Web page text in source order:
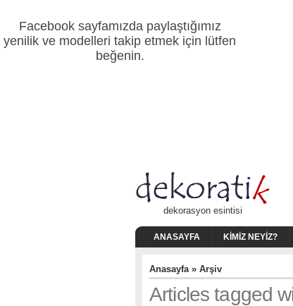
Facebook sayfamızda paylaştığımız
yenilik ve modelleri takip etmek için lütfen
beğenin.
dekorasyon esintisi
ANASAYFA KIMIZ NEYIZ?
Anasayfa» Arşiv
Articles tagged